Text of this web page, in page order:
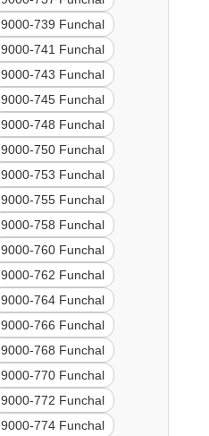
9000-739 Funchal
9000-741 Funchal
9000-743 Funchal
9000-745 Funchal
9000-748 Funchal
9000-750 Funchal
9000-753 Funchal
9000-755 Funchal
9000-758 Funchal
9000-760 Funchal
9000-762 Funchal
9000-764 Funchal
9000-766 Funchal
9000-768 Funchal
9000-770 Funchal
9000-772 Funchal
9000-774 Funchal